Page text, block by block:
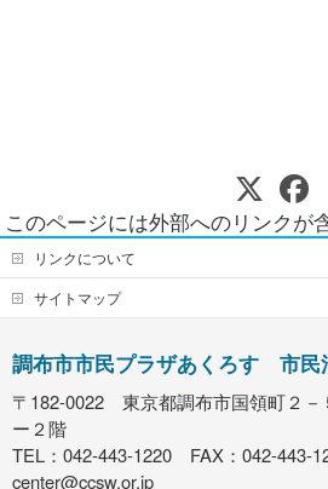
このページには外部へのリンクが
リンクについて
サイトマップ
調布市市民プラザあくろす 市民
〒182-0022 東京都調布市国領町２
ー２階
TEL：042-443-1220 FAX：042-443-
center@ccsw.or.jp